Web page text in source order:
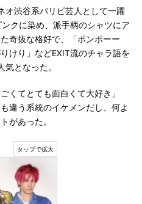
渋谷系パリピ芸人として一躍
クに染め、派手柄のシャツにア
奇抜な格好で、「ポンポーー
けり」などEXIT流のチャラ語を
となった。
くてとても面白くて大好き」
違う系統のイケメンだし、何よ
があった。